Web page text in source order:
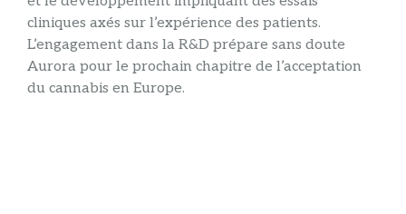
cliniques axés sur l’expérience des patients.
L’engagement dans la R&D prépare sans doute
Aurora pour le prochain chapitre de l’acceptation
du cannabis en Europe.